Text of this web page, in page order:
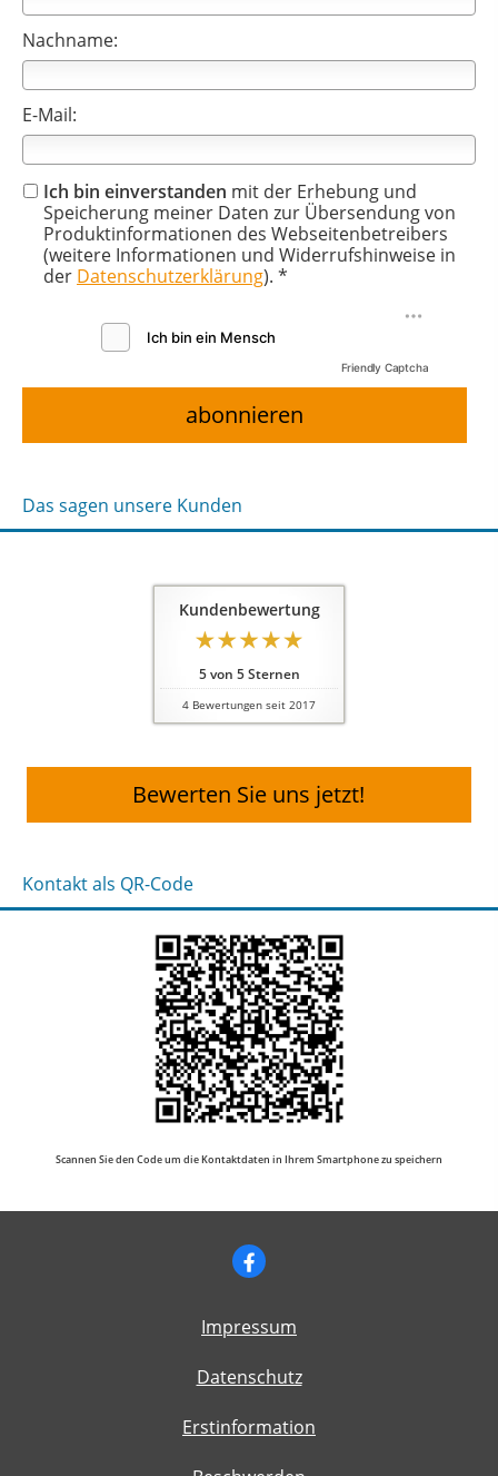
Nachname:
E-Mail:
Ich bin einverstanden mit der Erhebung und
Speicherung meiner Daten zur Übersendung von
Produktinformationen des Webseitenbetreibers
(weitere Informationen und Widerrufshinweise in
der Datenschutzerklärung). *
Friendly Captcha
Das sagen unsere Kunden
Kundenbewertung
5von 5Sternen
4 Bewertungen seit 2017
Bewerten Sie uns jetzt!
Kontakt als QR-Code
Scannen Sie den Code um die Kontaktdaten in Ihrem Smartphone zu speichern
Impressum
Datenschutz
Erstinformation